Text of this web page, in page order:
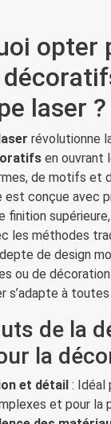
opter
laser ?
révolutionne
en ouvrant
de motifs et
est conçue avec
finition
les méthodes
de design
ou de
s’adapte à
de la
la
et détail : Idéal
et pour la